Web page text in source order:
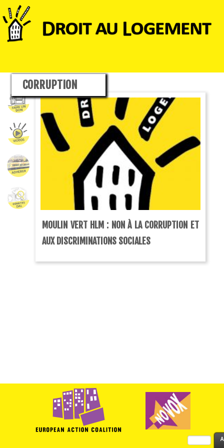
CORRUPTION
MOULIN VERT HLM : NON À LA CORRUPTION ET
AUX DISCRIMINATIONS SOCIALES
Rechercher :